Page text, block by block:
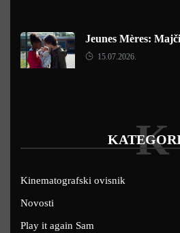
Jeunes Mères:
15.07.2026.
K
Kinematografski ovisnik
Novosti
Play it again Sam